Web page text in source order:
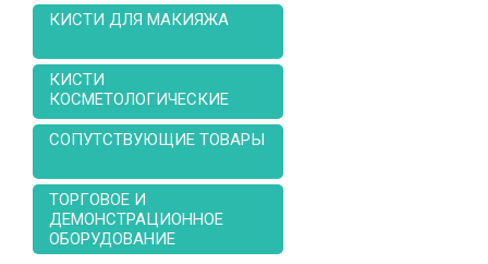
КИСТИ ДЛЯ МАКИЯЖА
КИСТИ
КОСМЕТОЛОГИЧЕСКИЕ
СОПУТСТВУЮЩИЕ ТОВАРЫ
ТОРГОВОЕ И
ДЕМОНСТРАЦИОННОЕ
ОБОРУДОВАНИЕ